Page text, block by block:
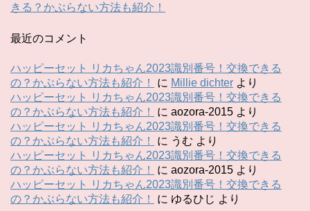
きる？かぶらない方法も紹介！
最近のコメント
ハッピーセット リカちゃん2023識別番号！交換できる
の？かぶらない方法も紹介！
に Millie dichter より
ハッピーセット リカちゃん2023識別番号！交換できる
の？かぶらない方法も紹介！
に aozora-2015 より
ハッピーセット リカちゃん2023識別番号！交換できる
の？かぶらない方法も紹介！
に うむ より
ハッピーセット リカちゃん2023識別番号！交換できる
の？かぶらない方法も紹介！
に aozora-2015 より
ハッピーセット リカちゃん2023識別番号！交換できる
の？かぶらない方法も紹介！
に ゆるひじ より